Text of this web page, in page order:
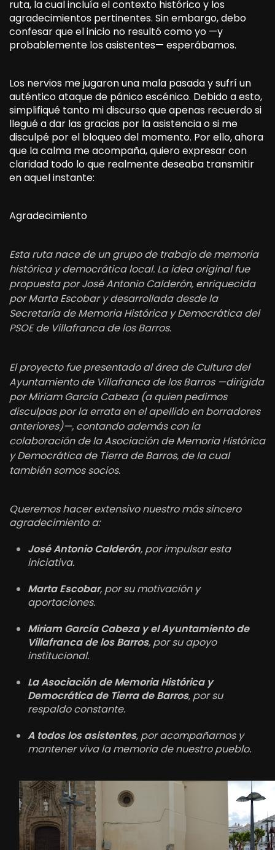
ruta, la cual incluía el contexto histórico y los
agradecimientos pertinentes. Sin embargo, debo
confesar que el inicio no resultó como yo —y
probablemente los asistentes— esperábamos.
Los nervios me jugaron una mala pasada y sufrí un
auténtico ataque de pánico escénico. Debido a esto,
simplifiqué tanto mi discurso que apenas recuerdo si
llegué a dar las gracias por la asistencia o si me
disculpé por el bloqueo del momento. Por ello, ahora
que la calma me acompaña, quiero expresar con
claridad todo lo que realmente deseaba transmitir
en aquel instante:
Agradecimiento
Esta ruta nace de un grupo de trabajo de memoria
histórica y democrática local. La idea original fue
propuesta por José Antonio Calderón, enriquecida
por Marta Escobar y desarrollada desde la
Secretaría de Memoria Histórica y Democrática del
PSOE de Villafranca de los Barros.
El proyecto fue presentado al área de Cultura del
Ayuntamiento de Villafranca de los Barros —dirigida
por Miriam García Cabeza (a quien pedimos
disculpas por la errata en el apellido en borradores
anteriores)—, contando además con la
colaboración de la Asociación de Memoria Histórica
y Democrática de Tierra de Barros, de la cual
también somos socios.
Queremos hacer extensivo nuestro más sincero
agradecimiento a:
José Antonio Calderón, por impulsar esta
iniciativa.
Marta Escobar, por su motivación y
aportaciones.
Miriam García Cabeza y el Ayuntamiento de
Villafranca de los Barros, por su apoyo
institucional.
La Asociación de Memoria Histórica y
Democrática de Tierra de Barros, por su
respaldo constante.
A todos los asistentes, por acompañarnos y
mantener viva la memoria de nuestro pueblo.